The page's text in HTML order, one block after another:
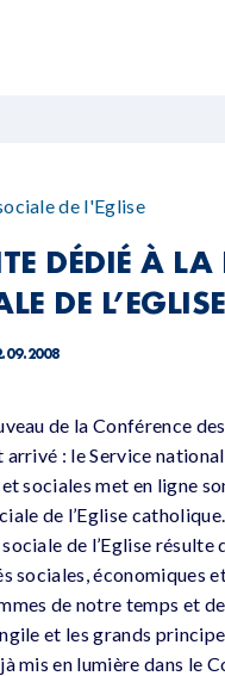
de l'Eglise
DÉDIÉ À LA
DE
de la Conférence
arrivé : le Service
sociales met en ligne
de l’Eglise catholique.
sociale de l’Eglise résulte
sociales, économiques
de notre temps et
et les grands
mis en lumière dans le